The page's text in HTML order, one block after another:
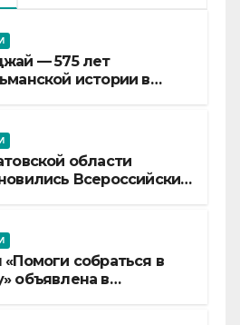
— 575 лет
истории в
области
Всероссийские
собраться в
объявлена в